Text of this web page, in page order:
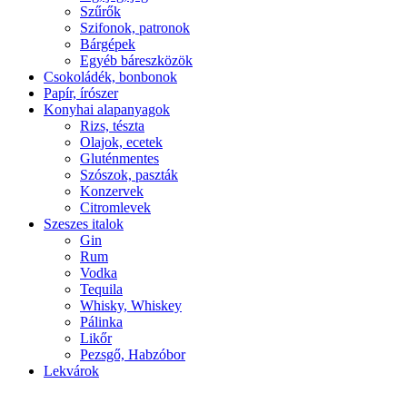
Szűrők
Szifonok, patronok
Bárgépek
Egyéb báreszközök
Csokoládék, bonbonok
Papír, írószer
Konyhai alapanyagok
Rizs, tészta
Olajok, ecetek
Gluténmentes
Szószok, paszták
Konzervek
Citromlevek
Szeszes italok
Gin
Rum
Vodka
Tequila
Whisky, Whiskey
Pálinka
Likőr
Pezsgő, Habzóbor
Lekvárok